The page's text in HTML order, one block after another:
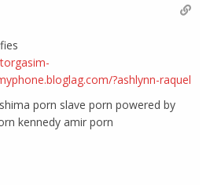
?ashlynn-raquel
porn slave porn powered by
kennedy amir porn